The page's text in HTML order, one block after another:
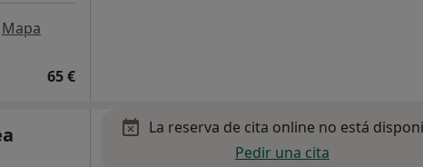
Mapa
65 €
La reserva de cita online no está
Pedir una cita